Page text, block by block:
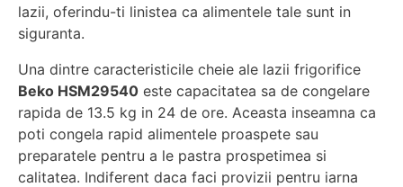
lazii, oferindu-ti linistea ca alimentele tale sunt in
siguranta.
Una dintre caracteristicile cheie ale lazii frigorifice
Beko HSM29540 este capacitatea sa de congelare
rapida de 13.5 kg in 24 de ore. Aceasta inseamna ca
poti congela rapid alimentele proaspete sau
preparatele pentru a le pastra prospetimea si
calitatea. Indiferent daca faci provizii pentru iarna